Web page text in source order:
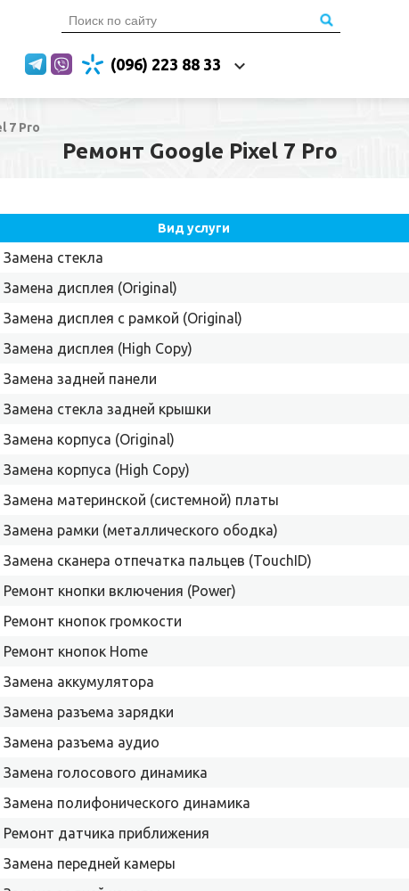
(096) 223 88 33
7 Pro
Ремонт Google Pixel 7 Pro
Вид услуги
Замена стекла
Замена дисплея (Original)
Замена дисплея с рамкой (Original)
Замена дисплея (High Copy)
Замена задней панели
Замена стекла задней крышки
Замена корпуса (Original)
Замена корпуса (High Copy)
Замена материнской (системной) платы
Замена рамки (металлического ободка)
Замена сканера отпечатка пальцев (TouchID)
Ремонт кнопки включения (Power)
Ремонт кнопок громкости
Ремонт кнопок Home
Замена аккумулятора
Замена разъема зарядки
Замена разъема аудио
Замена голосового динамика
Замена полифонического динамика
Ремонт датчика приближения
Замена передней камеры